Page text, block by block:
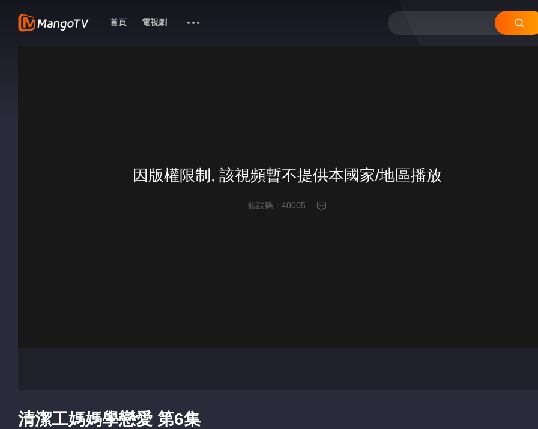
首頁 電視劇
因版權限制, 該視頻暫不提供本國家/地區播放
錯誤碼： 40005
清潔工媽媽學戀愛 第6集